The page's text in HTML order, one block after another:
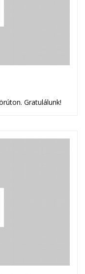
Gratulálunk!